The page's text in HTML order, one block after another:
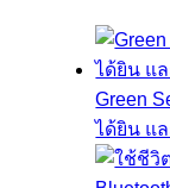
Green
ได้ยิน แ